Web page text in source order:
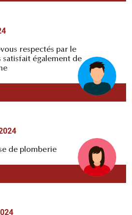
respectés par le
satisfait également de
de plomberie